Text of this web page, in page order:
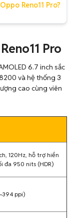
Reno11 Pro?
Pro
6.7 inch sắc
và hệ thống 3
cao cùng viên
120Hz, hỗ trợ hiển
đa 950 nits (HDR)
ppi)